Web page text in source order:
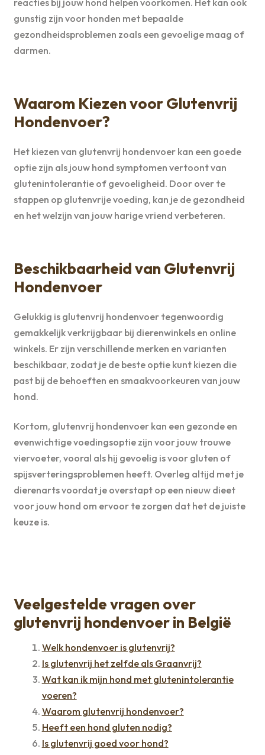
reacties bij jouw hond helpen voorkomen. Het kan ook
gunstig zijn voor honden met bepaalde
gezondheidsproblemen zoals een gevoelige maag of
darmen.
Waarom Kiezen voor Glutenvrij
Hondenvoer?
Het kiezen van glutenvrij hondenvoer kan een goede
optie zijn als jouw hond symptomen vertoont van
glutenintolerantie of gevoeligheid. Door over te
stappen op glutenvrije voeding, kan je de gezondheid
en het welzijn van jouw harige vriend verbeteren.
Beschikbaarheid van Glutenvrij
Hondenvoer
Gelukkig is glutenvrij hondenvoer tegenwoordig
gemakkelijk verkrijgbaar bij dierenwinkels en online
winkels. Er zijn verschillende merken en varianten
beschikbaar, zodat je de beste optie kunt kiezen die
past bij de behoeften en smaakvoorkeuren van jouw
hond.
Kortom, glutenvrij hondenvoer kan een gezonde en
evenwichtige voedingsoptie zijn voor jouw trouwe
viervoeter, vooral als hij gevoelig is voor gluten of
spijsverteringsproblemen heeft. Overleg altijd met je
dierenarts voordat je overstapt op een nieuw dieet
voor jouw hond om ervoor te zorgen dat het de juiste
keuze is.
Veelgestelde vragen over
glutenvrij hondenvoer in België
Welk hondenvoer is glutenvrij?
Is glutenvrij het zelfde als Graanvrij?
Wat kan ik mijn hond met glutenintolerantie
voeren?
Waarom glutenvrij hondenvoer?
Heeft een hond gluten nodig?
Is glutenvrij goed voor hond?